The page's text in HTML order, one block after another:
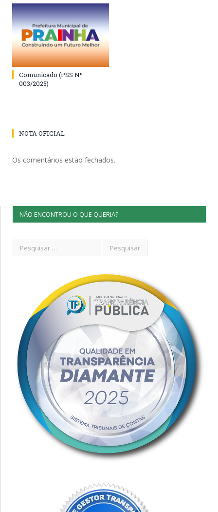
Comunicado (PSS Nº
003/2025)
NOTA OFICIAL
Os comentários estão fechados.
NÃO ENCONTROU O QUE QUERIA?